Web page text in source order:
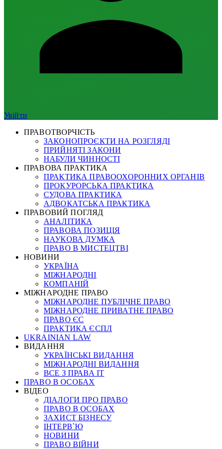
Увійти
ПРАВОТВОРЧІСТЬ
ЗАКОНОПРОЄКТИ НА РОЗГЛЯДІ
ПРИЙНЯТІ ЗАКОНИ
НАБУЛИ ЧИННОСТІ
ПРАВОВА ПРАКТИКА
ПРАКТИКА ПРАВООХОРОННИХ ОРГАНІВ
ПРОКУРОРСЬКА ПРАКТИКА
СУДОВА ПРАКТИКА
АДВОКАТСЬКА ПРАКТИКА
ПРАВОВИЙ ПОГЛЯД
АНАЛІТИКА
ПРАВОВА ПОЗИЦІЯ
НАУКОВА ДУМКА
ПРАВО В МИСТЕЦТВІ
НОВИНИ
УКРАЇНА
МІЖНАРОДНІ
КОМПАНІЙ
МІЖНАРОДНЕ ПРАВО
МІЖНАРОДНЕ ПУБЛІЧНЕ ПРАВО
МІЖНАРОДНЕ ПРИВАТНЕ ПРАВО
ПРАВО ЄС
ПРАКТИКА ЄСПЛ
UKRAINIAN LAW
ВИДАННЯ
УКРАЇНСЬКІ ВИДАННЯ
МІЖНАРОДНІ ВИДАННЯ
ВСЕ З ПРАВА ІТ
ПРАВО В ОСОБАХ
ВІДЕО
ДІАЛОГИ ПРО ПРАВО
ПРАВО В ОСОБАХ
ЗАХИСТ БІЗНЕСУ
ІНТЕРВ`Ю
НОВИНИ
ПРАВО ВІЙНИ